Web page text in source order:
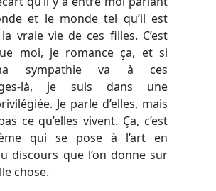
et le monde tel qu’il est
vraie vie de ces filles. C’est
moi, je romance ça, et si
sympathie va à ces
là, je suis dans une
Je parle d’elles, mais
ce qu’elles vivent. Ça, c’est
qui se pose à l’art en
discours que l’on donne sur
chose.